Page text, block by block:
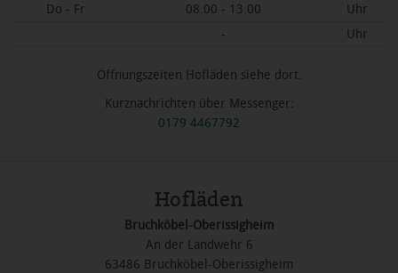
Do - Fr
08.00 - 13.00
Uhr
-
Uhr
Öffnungszeiten Hofläden siehe dort.
Kurznachrichten über Messenger:
0179 4467792
Hofläden
Bruchköbel-Oberissigheim
An der Landwehr 6
63486 Bruchköbel-Oberissigheim